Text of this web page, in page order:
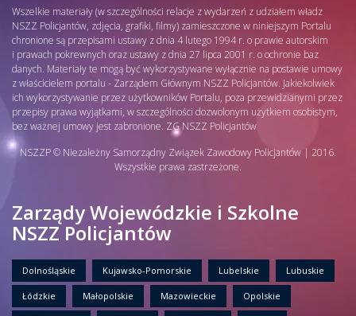
Wszelkie materiały (w szczególności relacje z wydarzeń z udziałem władz
NSZZ Policjantów, zdjęcia, grafiki, filmy) zamieszczone w niniejszym Portalu
chronione są przepisami ustawy z dnia 4 lutego 1994 r. o prawie autorskim
i prawach pokrewnych oraz ustawy z dnia 27 lipca 2001 r. o ochronie baz
danych. Materiały te mogą być wykorzystywane wyłącznie na postawie umowy
z właścicielem portalu - Zarządem Głównym NSZZ Policjantów. Jakiekolwiek
ich wykorzystywanie przez użytkowników Portalu, poza przewidzianymi przez
przepisy prawa wyjątkami, w szczególności dozwolonym użytkiem osobistym,
bez ważnej umowy jest zabronione. ZG NSZZ Policjantów
NSZZP © Niezależny Samorządny Związek Zawodowy Policjantów | 2016.
Wszystkie prawa zastrzeżone.
Zarządy Wojewódzkie i Szkolne
NSZZ Policjantów
Dolnośląskie Kujawsko-Pomorskie Lubelskie Lubuskie
Łódzkie Małopolskie Mazowieckie Opolskie